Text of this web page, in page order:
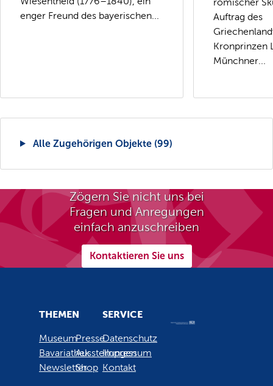
enger Freund des bayerischen...
Auftrag des
Kronprinzen
Münchner...
Alle Zugehörigen Objekte (99)
Zögern Sie nicht uns bei
Fragen und Anregungen
einfach anzuschreiben
Kontaktieren Sie uns
THEMEN
Museum
Bavariathek
Newsletter
Presse
Ausstellungen
Shop
SERVICE
Datenschutz
Impressum
Kontakt